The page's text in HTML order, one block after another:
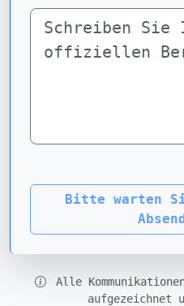
Bitte warten
Alle
aufgezeichnet